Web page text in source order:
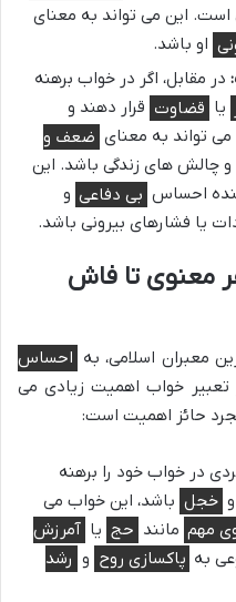
است. این می تواند به معنای
او باشد.
در مقابل، اگر در خواب برهنه
یا قضاوت قرار دهند و
می تواند به معنای ضعف و
چالش های زندگی باشد. این
احساس بی دفاعی و
یا فشارهای بیرونی باشد.
معنوی تا فاش
معبران اسلامی، به احساس
تعبیر خواب اهمیت زیادی می
حائز اهمیت است:
در خواب خود را برهنه
و خجل باشد، این خواب می
مهم مانند حج یا آمرزش
به پاکسازی روح و رشد